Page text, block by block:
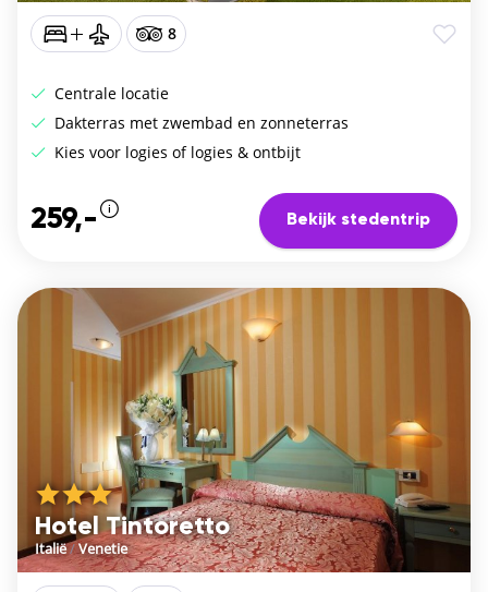
8
Centrale locatie
Dakterras met zwembad en zonneterras
Kies voor logies of logies & ontbijt
259,- Bekijk stedentrip
Hotel Tintoretto
Italië/Venetie